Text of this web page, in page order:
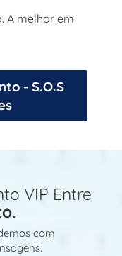
A melhor em
- S.O.S
VIP Entre
com